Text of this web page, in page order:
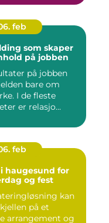
feb
som skaper
på jobben
på jobben
bare om
I de fleste
er relasjo...
feb
haugesund for
og fest
kan
på et
arrangement og